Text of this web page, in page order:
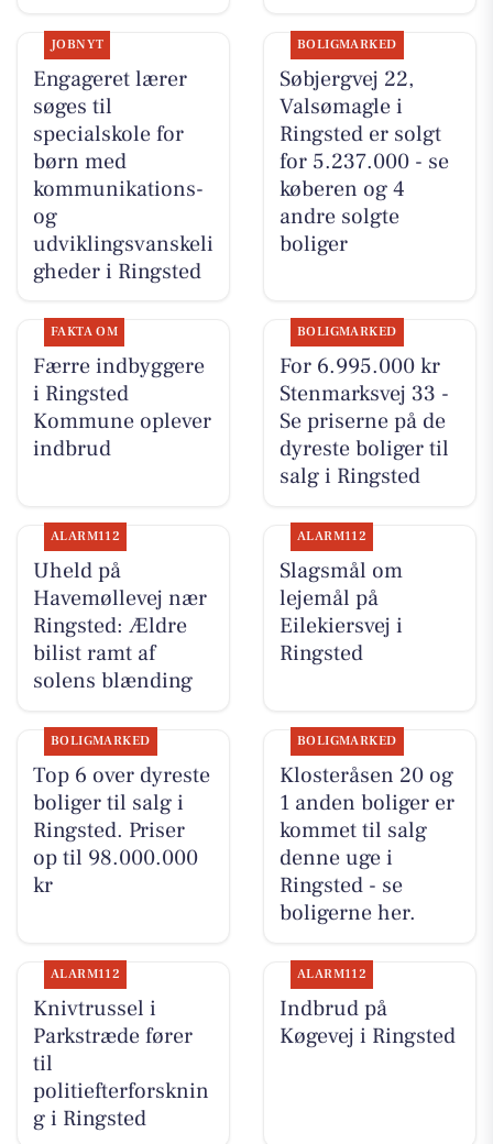
JOBNYT
Engageret lærer
søges til
specialskole for
børn med
kommunikations-
og
udviklingsvanskeli
gheder i Ringsted
BOLIGMARKED
Søbjergvej 22,
Valsømagle i
Ringsted er solgt
for 5.237.000 - se
køberen og 4
andre solgte
boliger
FAKTA OM
Færre indbyggere
i Ringsted
Kommune oplever
indbrud
BOLIGMARKED
For 6.995.000 kr
Stenmarksvej 33 -
Se priserne på de
dyreste boliger til
salg i Ringsted
ALARM112
Uheld på
Havemøllevej nær
Ringsted: Ældre
bilist ramt af
solens blænding
ALARM112
Slagsmål om
lejemål på
Eilekiersvej i
Ringsted
BOLIGMARKED
Top 6 over dyreste
boliger til salg i
Ringsted. Priser
op til 98.000.000
kr
BOLIGMARKED
Klosteråsen 20 og
1 anden boliger er
kommet til salg
denne uge i
Ringsted - se
boligerne her.
ALARM112
Knivtrussel i
Parkstræde fører
til
politiefterforsknin
g i Ringsted
ALARM112
Indbrud på
Køgevej i Ringsted